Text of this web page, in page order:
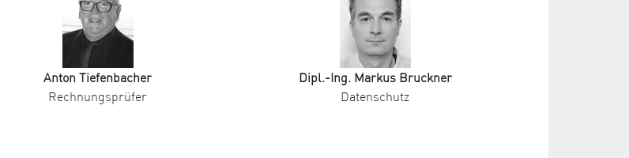
Anton Tiefenbacher
Rechnungsprüfer
Dipl.-Ing. Markus Bruckner
Datenschutz